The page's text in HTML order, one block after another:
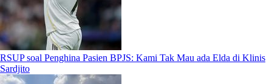
RSUP soal Penghina Pasien BPJS: Kami Tak Mau ada Elda di Klinis
Sardjito